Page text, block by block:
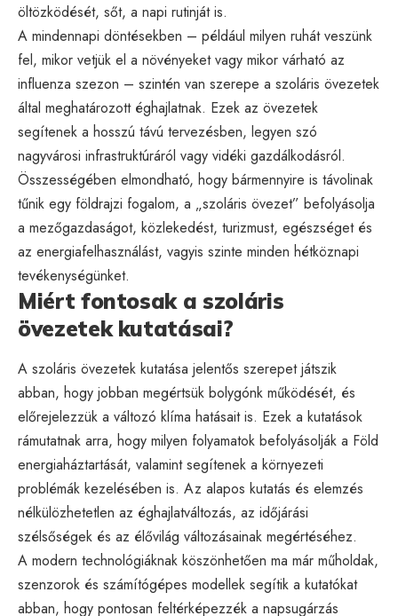
öltözködését, sőt, a napi rutinját is.
A mindennapi döntésekben – például milyen ruhát veszünk
fel, mikor vetjük el a növényeket vagy mikor várható az
influenza szezon – szintén van szerepe a szoláris övezetek
által meghatározott éghajlatnak. Ezek az övezetek
segítenek a hosszú távú tervezésben, legyen szó
nagyvárosi infrastruktúráról vagy vidéki gazdálkodásról.
Összességében elmondható, hogy bármennyire is távolinak
tűnik egy földrajzi fogalom, a „szoláris övezet” befolyásolja
a mezőgazdaságot, közlekedést, turizmust, egészséget és
az energiafelhasználást, vagyis szinte minden hétköznapi
tevékenységünket.
Miért fontosak a szoláris
övezetek kutatásai?
A szoláris övezetek kutatása jelentős szerepet játszik
abban, hogy jobban megértsük bolygónk működését, és
előrejelezzük a változó klíma hatásait is. Ezek a kutatások
rámutatnak arra, hogy milyen folyamatok befolyásolják a Föld
energiaháztartását, valamint segítenek a környezeti
problémák kezelésében is. Az alapos kutatás és elemzés
nélkülözhetetlen az éghajlatváltozás, az időjárási
szélsőségek és az élővilág változásainak megértéséhez.
A modern technológiáknak köszönhetően ma már műholdak,
szenzorok és számítógépes modellek segítik a kutatókat
abban, hogy pontosan feltérképezzék a napsugárzás